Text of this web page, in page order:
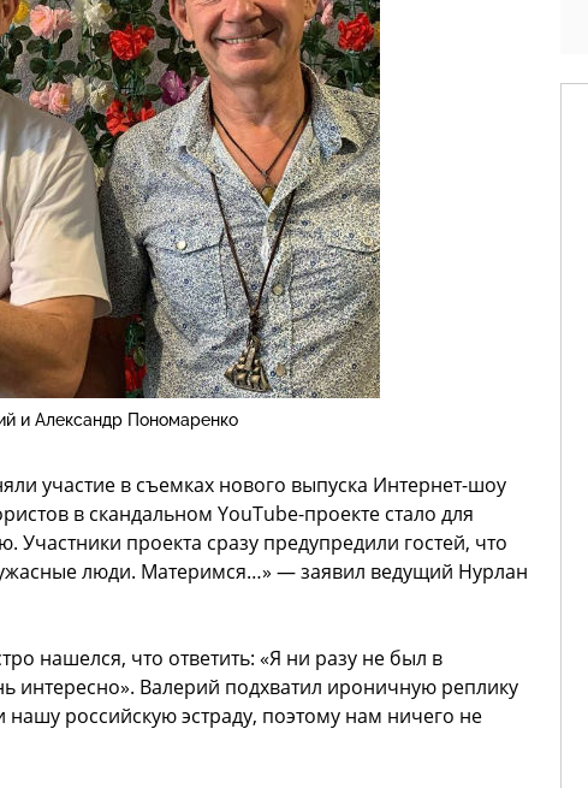
и Александр Пономаренко
участие в съемках нового выпуска Интернет-шоу
в скандальном YouTube-проекте стало для
проекта сразу предупредили гостей, что
люди. Материмся…» — заявил ведущий Нурлан
нашелся, что ответить: «Я ни разу не был в
интересно». Валерий подхватил ироничную реплику
российскую эстраду, поэтому нам ничего не